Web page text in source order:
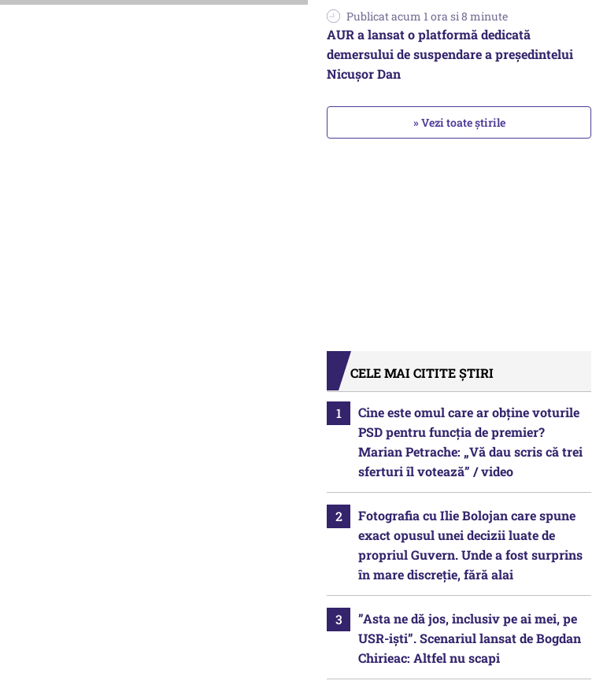
Publicat acum 1 ora si 8 minute
AUR a lansat o platformă dedicată
demersului de suspendare a președintelui
Nicușor Dan
» Vezi toate știrile
CELE MAI CITITE ȘTIRI
Cine este omul care ar obține voturile
PSD pentru funcția de premier?
Marian Petrache: „Vă dau scris că trei
sferturi îl votează” / video
Fotografia cu Ilie Bolojan care spune
exact opusul unei decizii luate de
propriul Guvern. Unde a fost surprins
în mare discreție, fără alai
”Asta ne dă jos, inclusiv pe ai mei, pe
USR-iști”. Scenariul lansat de Bogdan
Chirieac: Altfel nu scapi